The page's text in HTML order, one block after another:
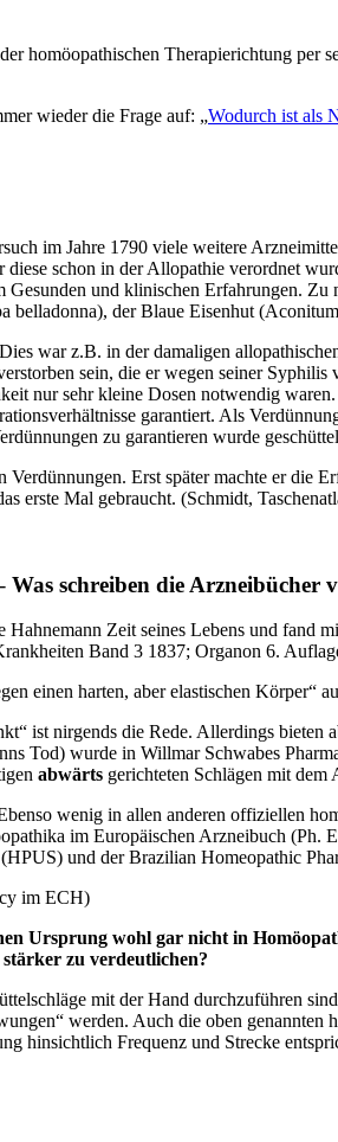
homöopathischen Therapierichtung
wieder die Frage auf: „Wodurch ist als
im Jahre 1790 viele weitere
schon in der Allopathie verordnet
und klinischen Erfahrungen.
belladonna), der Blaue Eisenhut
war z.B. in der damaligen
sein, die er wegen seiner
nur sehr kleine Dosen notwendig
garantiert. Als
zu garantieren wurde
Verdünnungen. Erst später machte er die
erste Mal gebraucht. (Schmidt,
Was schreiben die Arzneibücher
Zeit seines Lebens und
Band 3 1837; Organon 6.
einen harten, aber elastischen
ist nirgends die Rede. Allerdings
Tod) wurde in Willmar Schwabes
abwärts gerichteten Schlägen mit dem
wenig in allen anderen offiziellen
im Europäischen Arzneibuch (Ph.
und der Brazilian Homeopathic
im ECH)
Ursprung wohl gar nicht in
zu verdeutlichen?
mit der Hand durchzuführen
werden. Auch die oben
hinsichtlich Frequenz und Strecke